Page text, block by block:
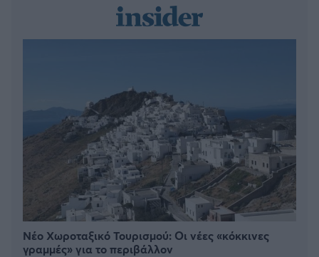
Νέο Χωροταξικό Τουρισμού: Οι νέες «κόκκινες
γραμμές» για το περιβάλλον